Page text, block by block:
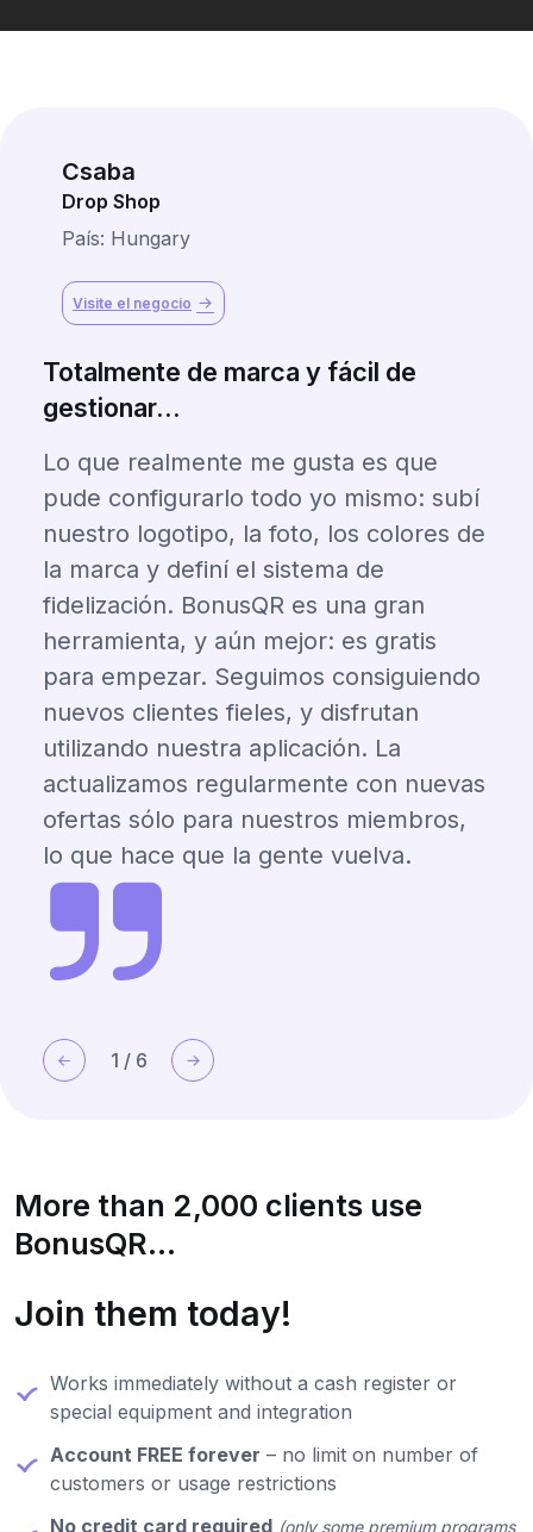
Csaba
Drop Shop
País: Hungary
Visite el negocio
Totalmente de marca y fácil de
gestionar...
Lo que realmente me gusta es que
pude configurarlo todo yo mismo: subí
nuestro logotipo, la foto, los colores de
la marca y definí el sistema de
fidelización. BonusQR es una gran
herramienta, y aún mejor: es gratis
para empezar. Seguimos consiguiendo
nuevos clientes fieles, y disfrutan
utilizando nuestra aplicación. La
actualizamos regularmente con nuevas
ofertas sólo para nuestros miembros,
lo que hace que la gente vuelva.
1 / 6
More than 2,000 clients use
BonusQR...
Join them today!
Works immediately without a cash register or
special equipment and integration
Account FREE forever – no limit on number of
customers or usage restrictions
No credit card required (only some premium programs